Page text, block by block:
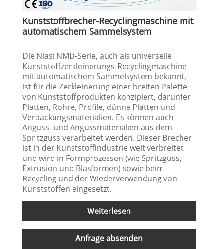
Kunststoffbrecher-Recyclingmaschine mit
automatischem Sammelsystem
Die Niasi NMD-Serie, auch als universelle
Kunststoffzerkleinerungs-Recyclingmaschine
mit automatischem Sammelsystem bekannt,
ist für die Zerkleinerung einer breiten Palette
von Kunststoffprodukten konzipiert, darunter
Platten, Rohre, Profile, dünne Platten und
Verpackungsmaterialien. Es können auch
Anguss- und Angussmaterialien aus dem
Spritzguss verarbeitet werden. Dieser Brecher
ist in der Kunststoffindustrie weit verbreitet
und wird in Formprozessen (wie Spritzguss,
Extrusion und Blasformen) sowie beim
Recycling und der Wiederverwendung von
Kunststoffen eingesetzt.
Weiterlesen
Anfrage absenden